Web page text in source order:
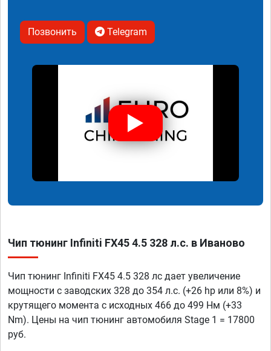
Позвонить Telegram
Чип тюнинг Infiniti FX45 4.5 328 л.с. в Иваново
Чип тюнинг Infiniti FX45 4.5 328 лс дает увеличение
мощности с заводских 328 до 354 л.с. (+26 hp или 8%) и
крутящего момента с исходных 466 до 499 Нм (+33
Nm). Цены на чип тюнинг автомобиля Stage 1 = 17800
руб.